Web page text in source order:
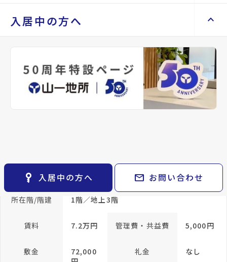
土地を探す
エリアから探す
train
路線から探す
事業用・投資用を探す keyboard_arrow_right
検索条件
閲覧履歴 keyboard_arrow_right
不動産を売却したい keyboard_arrow_right
相続相談をしたい keyboard_arrow_right
不動産に投資したい keyboard_arrow_right
会社概要・沿革 keyboard_arrow_right
keyboard_arrow_right
パーパス keyboard_arrow_right
CM紹介
社宅をお探しの方へ keyboard_arrow_right
keyboard_arrow_right
レンタルオフィス keyboard_arrow_right
貸会議室 keyboard_arrow_right
open_in_new
入居中の方へ keyboard_arrow_up
keyboard_arrow_right
退去される方へ keyboard_arrow_right
※準備中 住まいのしおり（PDF）
key_vertical 入居中の方へ mail お問い合わせ
仙台市地下鉄南北線/八乙女駅 徒歩70分
パート
築年月
2024年
08月
間取り 1LDK 間取り内訳
LDK 11
帖
洋室 3.5
方位 南向き 構造 木造
所在階/階建 1階／地上3階
賃料 7.2万円 管理費・共益費 5,000円
敷金
72,000
礼金 なし